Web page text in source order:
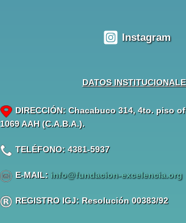
Instagram
DATOS
DIRECCIÓN: Chacabuco 314, 4to. piso
1069 AAH (C.A.B.A.).
TELÉFONO: 4381-5937
E-MAIL: info@fundacion-excelencia.org
REGISTRO IGJ: Resolución 00383/92